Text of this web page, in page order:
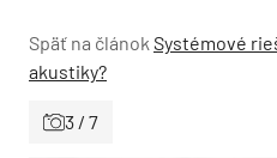
Späť na článok Systémové
akustiky?
3 / 7